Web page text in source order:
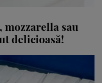
mozzarella sau
delicioasă!